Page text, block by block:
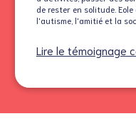
de rester en solitude.
l'autisme, l'amitié et la
Lire le témoignage